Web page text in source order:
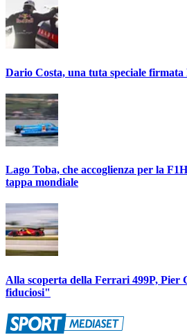
Dario Costa, una tuta speciale firmata
Lago Toba, che accoglienza per la
tappa mondiale
Alla scoperta della Ferrari 499P, Pier
fiduciosi"